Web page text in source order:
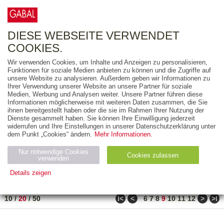
FREITEXT
AUSGABEART
AUS DER REIHE
ZUM THEMA
Neuerscheinung
Bestseller
PREIS
10/20/50 ǀ< < 6 7 8 9 10 11 12 > >ǀ
DIESE WEBSEITE VERWENDET
COOKIES.
Wir verwenden Cookies, um Inhalte und Anzeigen zu personalisieren,
Funktionen für soziale Medien anbieten zu können und die Zugriffe auf
unsere Website zu analysieren. Außerdem geben wir Informationen zu
Ihrer Verwendung unserer Website an unsere Partner für soziale
Medien, Werbung und Analysen weiter. Unsere Partner führen diese
Informationen möglicherweise mit weiteren Daten zusammen, die Sie
ihnen bereitgestellt haben oder die sie im Rahmen Ihrer Nutzung der
Dienste gesammelt haben. Sie können Ihre Einwilligung jederzeit
widerrufen und Ihre Einstellungen in unserer Datenschutzerklärung unter
dem Punkt „Cookies“ ändern. Mehr Informationen.
Nur notwendige Cookies
verwenden
Cookies zulassen
Details zeigen
Name Zweck
Ty